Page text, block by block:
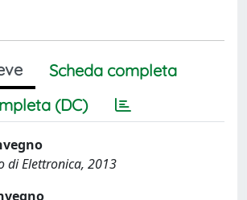
Scheda completa
(DC)
di Elettronica, 2013